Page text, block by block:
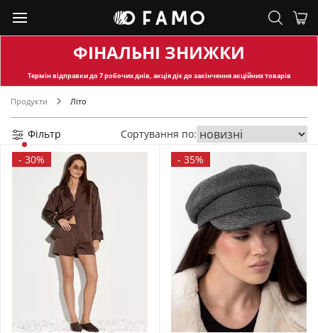
ФІНАЛЬНІ ЗНИЖКИ
Термін відправкидо 7 робочих днів, акція діє до закінчення акційних товарів
Продукти Літо
Фільтр
Сортування по:
- 30% - 35%